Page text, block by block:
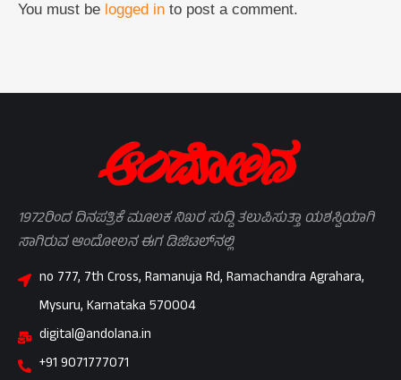
You must be logged in to post a comment.
1972ರಿಂದ ದಿನಪತ್ರಿಕೆ ಮೂಲಕ ನಿಖರ ಸುದ್ದಿ ತಲುಪಿಸುತ್ತಾ ಯಶಸ್ವಿಯಾಗಿ
ಸಾಗಿರುವ ಆಂದೋಲನ ಈಗ ಡಿಜಿಟಲ್‌ನಲ್ಲಿ
no 777, 7th Cross, Ramanuja Rd, Ramachandra Agrahara,
Mysuru, Karnataka 570004
digital@andolana.in
+91 9071777071